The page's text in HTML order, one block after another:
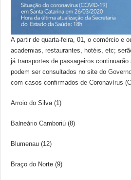
A partir de quarta-feira, 01, o comércio e
academias, restaurantes, hotéis, etc;
já transportes de passageiros
podem ser consultados no site do
com casos confirmados de Coronavírus
Arroio do Silva (1)
Balneário Camboriú (8)
Blumenau (12)
Braço do Norte (9)